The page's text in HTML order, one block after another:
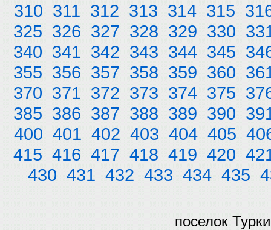
310 311 312 313 314 315
325 326 327 328 329 330
340 341 342 343 344 345
355 356 357 358 359 360
370 371 372 373 374 375
385 386 387 388 389 390
400 401 402 403 404 405
415 416 417 418 419 420
430 431 432 433 434 435
поселок